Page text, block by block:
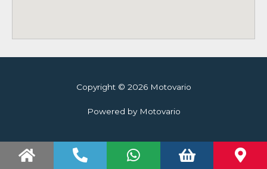
Copyright © 2026 Motovario
Powered by Motovario